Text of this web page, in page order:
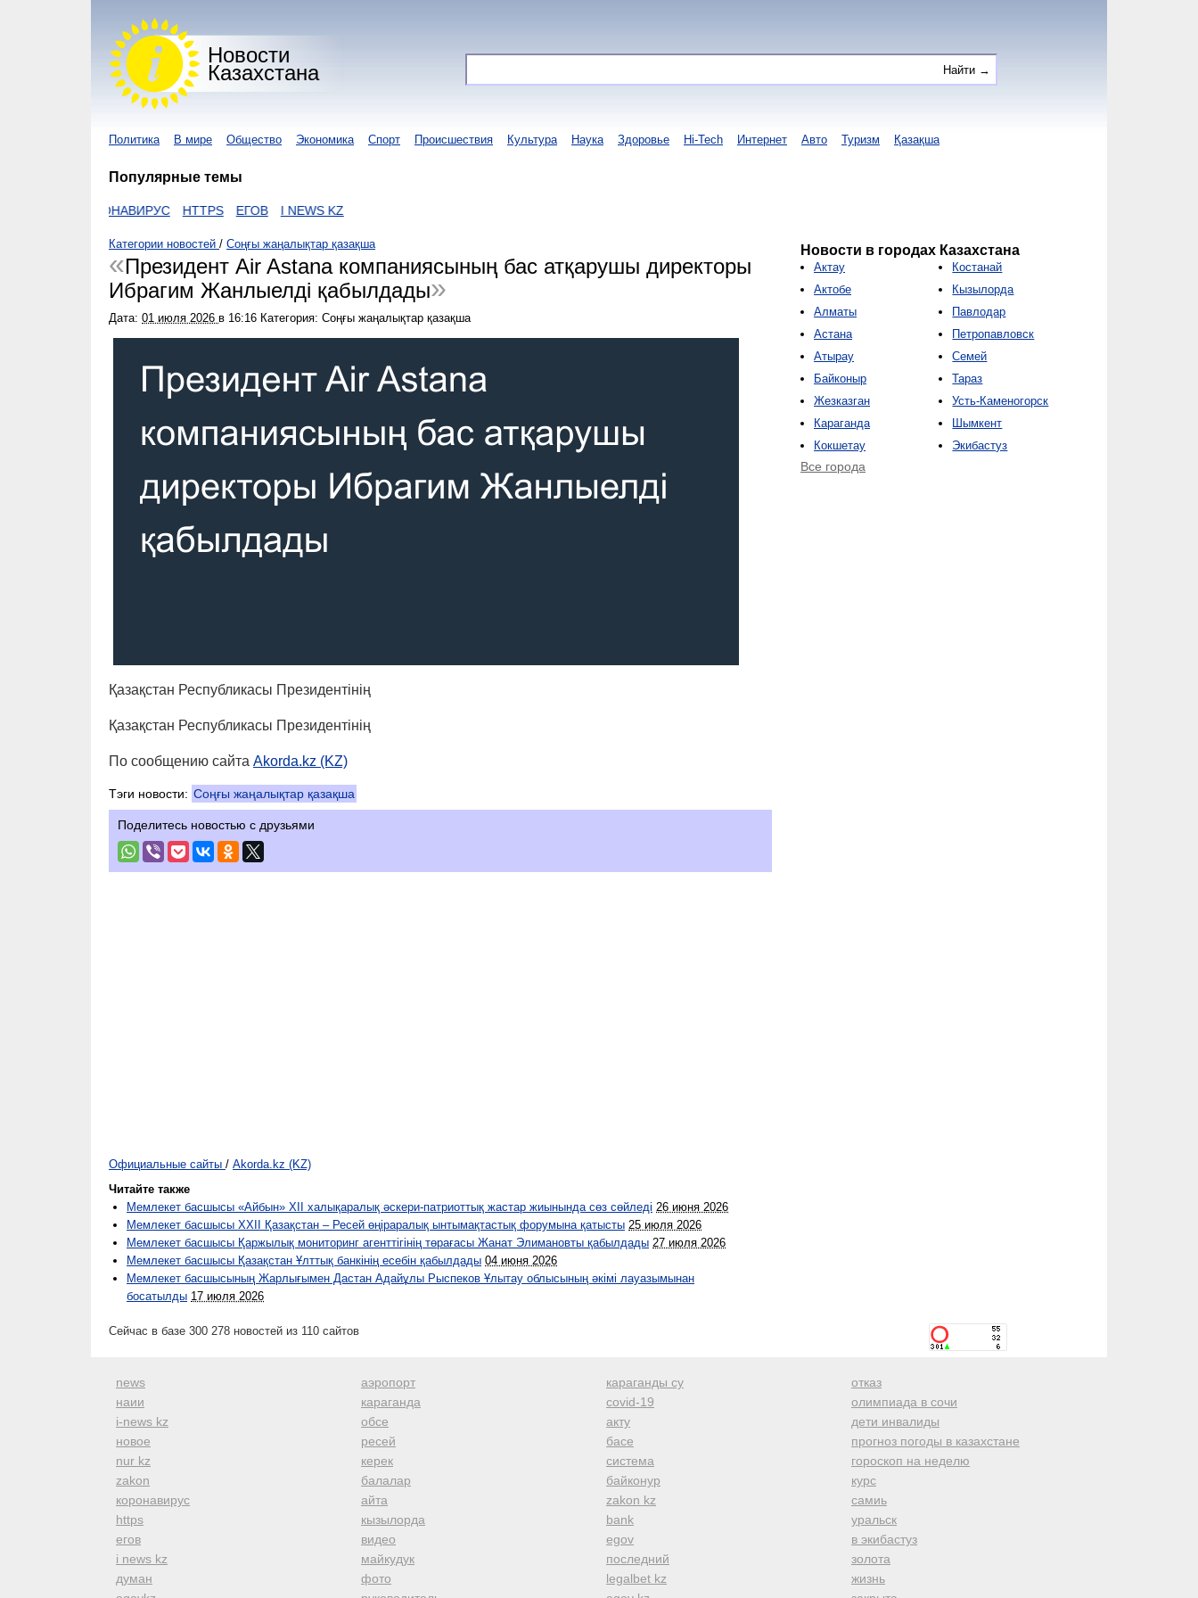
Новости
Казахстана
Политика В мире Общество Экономика Спорт Происшествия Культура Наука Здоровье Hi-Tech Интернет Авто Туризм Қазақша
Популярные темы
КОРОНАВИРУС HTTPS ЕГОВ I NEWS KZ
Категории новостей / Соңғы жаңалықтар қазақша
Президент Air Astana компаниясының бас атқарушы директоры
Ибрагим Жанлыелді қабылдады
Дата: 01 июля 2026 в 16:16 Категория: Соңғы жаңалықтар қазақша
Қазақстан Республикасы Президентінің
Қазақстан Республикасы Президентінің
По сообщению сайта Akorda.kz (KZ)
Тэги новости: Соңғы жаңалықтар қазақша
Поделитесь новостью с друзьями
Официальные сайты / Akorda.kz (KZ)
Читайте также
Мемлекет басшысы «Айбын» ХІI халықаралық әскери-патриоттық жастар жиынында сөз сөйледі 26 июня 2026
Мемлекет басшысы XXII Қазақстан – Ресей өңіраралық ынтымақтастық форумына қатысты 25 июля 2026
Мемлекет басшысы Қаржылық мониторинг агенттігінің төрағасы Жанат Элимановты қабылдады 27 июля 2026
Мемлекет басшысы Қазақстан Ұлттық банкінің есебін қабылдады 04 июня 2026
Мемлекет басшысының Жарлығымен Дастан Адайұлы Рыспеков Ұлытау облысының әкімі лауазымынан
босатылды 17 июля 2026
Новости в городах Казахстана
Актау
Актобе
Алматы
Астана
Атырау
Байконыр
Жезказган
Караганда
Кокшетау
Костанай
Кызылорда
Павлодар
Петропавловск
Семей
Тараз
Усть-Каменогорск
Шымкент
Экибастуз
Все города
Сейчас в базе 300 278 новостей из 110 сайтов
news
наии
i-news kz
новое
nur kz
zakon
коронавирус
https
егов
i news kz
думан
аэропорт
караганда
обсе
ресей
керек
балалар
айта
кызылорда
видео
майкудук
фото
караганды су
covid-19
акту
басе
система
байконур
zakon kz
bank
egov
последний
legalbet kz
отказ
олимпиада в сочи
дети инвалиды
прогноз погоды в казахстане
гороскоп на неделю
курс
самиь
уральск
в экибастуз
золота
жизнь